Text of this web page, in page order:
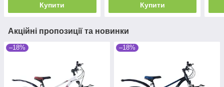
Купити Купити
Акційні пропозиції та новинки
–18% –18%